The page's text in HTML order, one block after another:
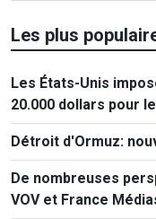
Les plus
Les États-Unis
20.000 dollars pour
ressortissants de 50
Détroit d'Ormuz:
De nombreuses
VOV et France